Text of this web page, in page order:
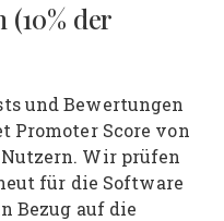
der
und Bewertungen
Promoter Score von
Wir prüfen
für die Software
Bezug auf die